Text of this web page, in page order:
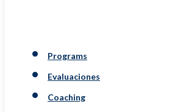
Programs
Evaluaciones
Coaching